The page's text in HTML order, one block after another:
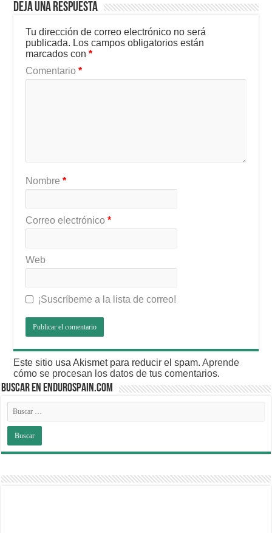
Deja una respuesta
Tu dirección de correo electrónico no será
publicada. Los campos obligatorios están
marcados con*
Comentario*
Nombre*
Correo electrónico*
Web
¡Suscríbeme a la lista de correo!
Este sitio usa Akismet para reducir el spam.Aprende
cómo se procesan los datos de tus comentarios.
BUSCAR EN ENDUROSPAIN.COM